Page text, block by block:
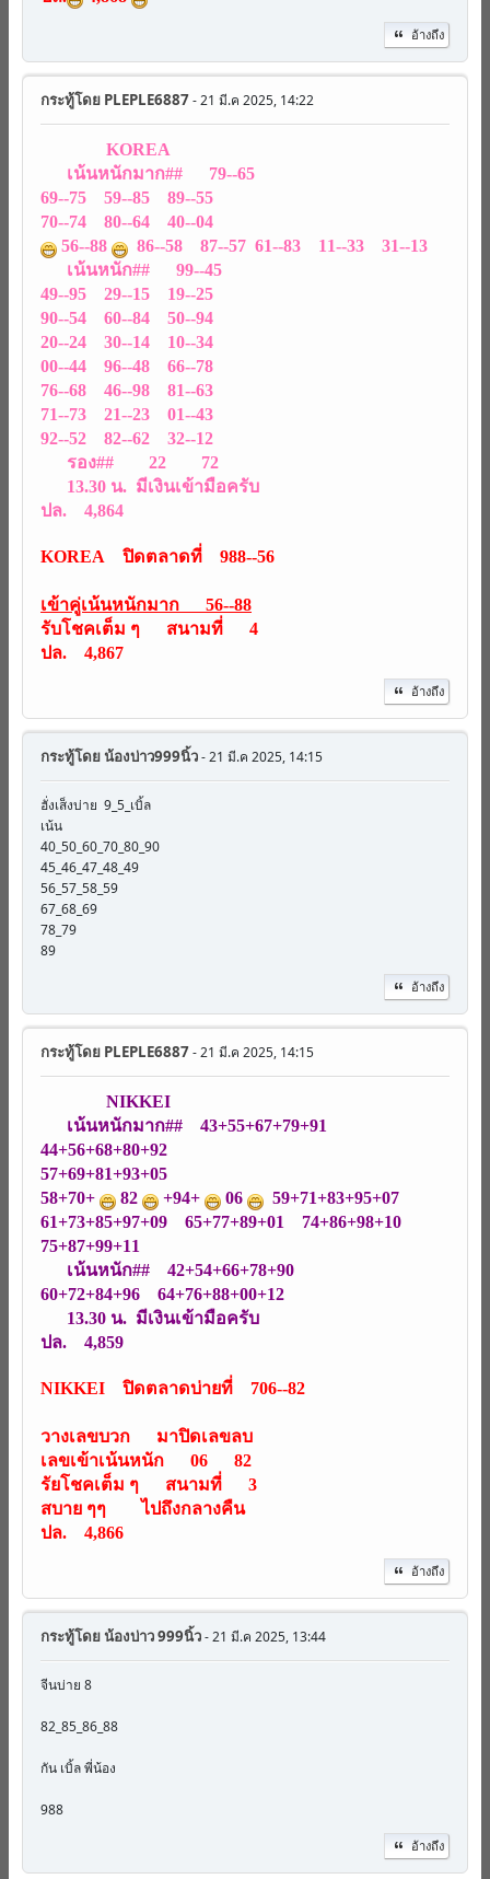
อ้างถึง
กระทู้โดย PLEPLE6887- 21 มี.ค 2025, 14:22
KOREA
เน้นหนักมาก## 79--65
69--75 59--85 89--55
70--74 80--64 40--04
56--88
86--58 87--57 61--83 11--33 31--13
เน้นหนัก## 99--45
49--95 29--15 19--25
90--54 60--84 50--94
20--24 30--14 10--34
00--44 96--48 66--78
76--68 46--98 81--63
71--73 21--23 01--43
92--52 82--62 32--12
รอง## 22 72
13.30 น. มีเงินเข้ามือครับ
ปล. 4,864
KOREA ปิดตลาดที่ 988--56
เข้าคู่เน้นหนักมาก 56--88
รับโชคเต็ม ๆ สนามที่ 4
ปล. 4,867
อ้างถึง
กระทู้โดยน้องบ่าว999นิ้ว- 21 มี.ค 2025, 14:15
ฮั่งเส็งบ่าย 9_5_เบิ้ล
เน้น
40_50_60_70_80_90
45_46_47_48_49
56_57_58_59
67_68_69
78_79
89
อ้างถึง
กระทู้โดย PLEPLE6887- 21 มี.ค 2025, 14:15
NIKKEI
เน้นหนักมาก## 43+55+67+79+91
44+56+68+80+92
57+69+81+93+05
58+70+
82 +94+ 06
59+71+83+95+07
61+73+85+97+09 65+77+89+01 74+86+98+10
75+87+99+11
เน้นหนัก## 42+54+66+78+90
60+72+84+96 64+76+88+00+12
13.30 น. มีเงินเข้ามือครับ
ปล. 4,859
NIKKEI ปิดตลาดบ่ายที่ 706--82
วางเลขบวก มาปิดเลขลบ
เลขเข้าเน้นหนัก 06 82
รัยโชคเต็ม ๆ สนามที่ 3
สบาย ๆๆ ไปถึงกลางคืน
ปล. 4,866
อ้างถึง
กระทู้โดยน้องบ่าว 999นิ้ว- 21 มี.ค 2025, 13:44
จีนบ่าย 8
82_85_86_88
กัน เบิ้ล พี่น้อง
988
อ้างถึง